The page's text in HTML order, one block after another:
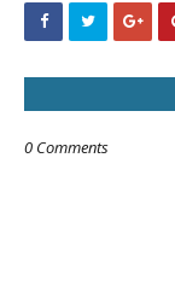
0 Comments